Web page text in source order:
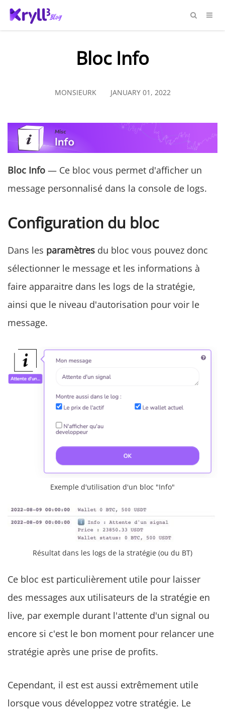
Bloc Info
MONSIEURK JANUARY 01, 2022
Bloc Info — Ce bloc vous permet d'afficher un
message personnalisé dans la console de logs.
Configuration du bloc
Dans les paramètres du bloc vous pouvez donc
sélectionner le message et les informations à
faire apparaitre dans les logs de la stratégie,
ainsi que le niveau d'autorisation pour voir le
message.
Exemple d'utilisation d'un bloc "Info"
Résultat dans les logs de la stratégie (ou du BT)
Ce bloc est particulièrement utile pour laisser
des messages aux utilisateurs de la stratégie en
live, par exemple durant l'attente d'un signal ou
encore si c'est le bon moment pour relancer une
stratégie après une prise de profits.
Cependant, il est est aussi extrêmement utile
lorsque vous développez votre stratégie. Le